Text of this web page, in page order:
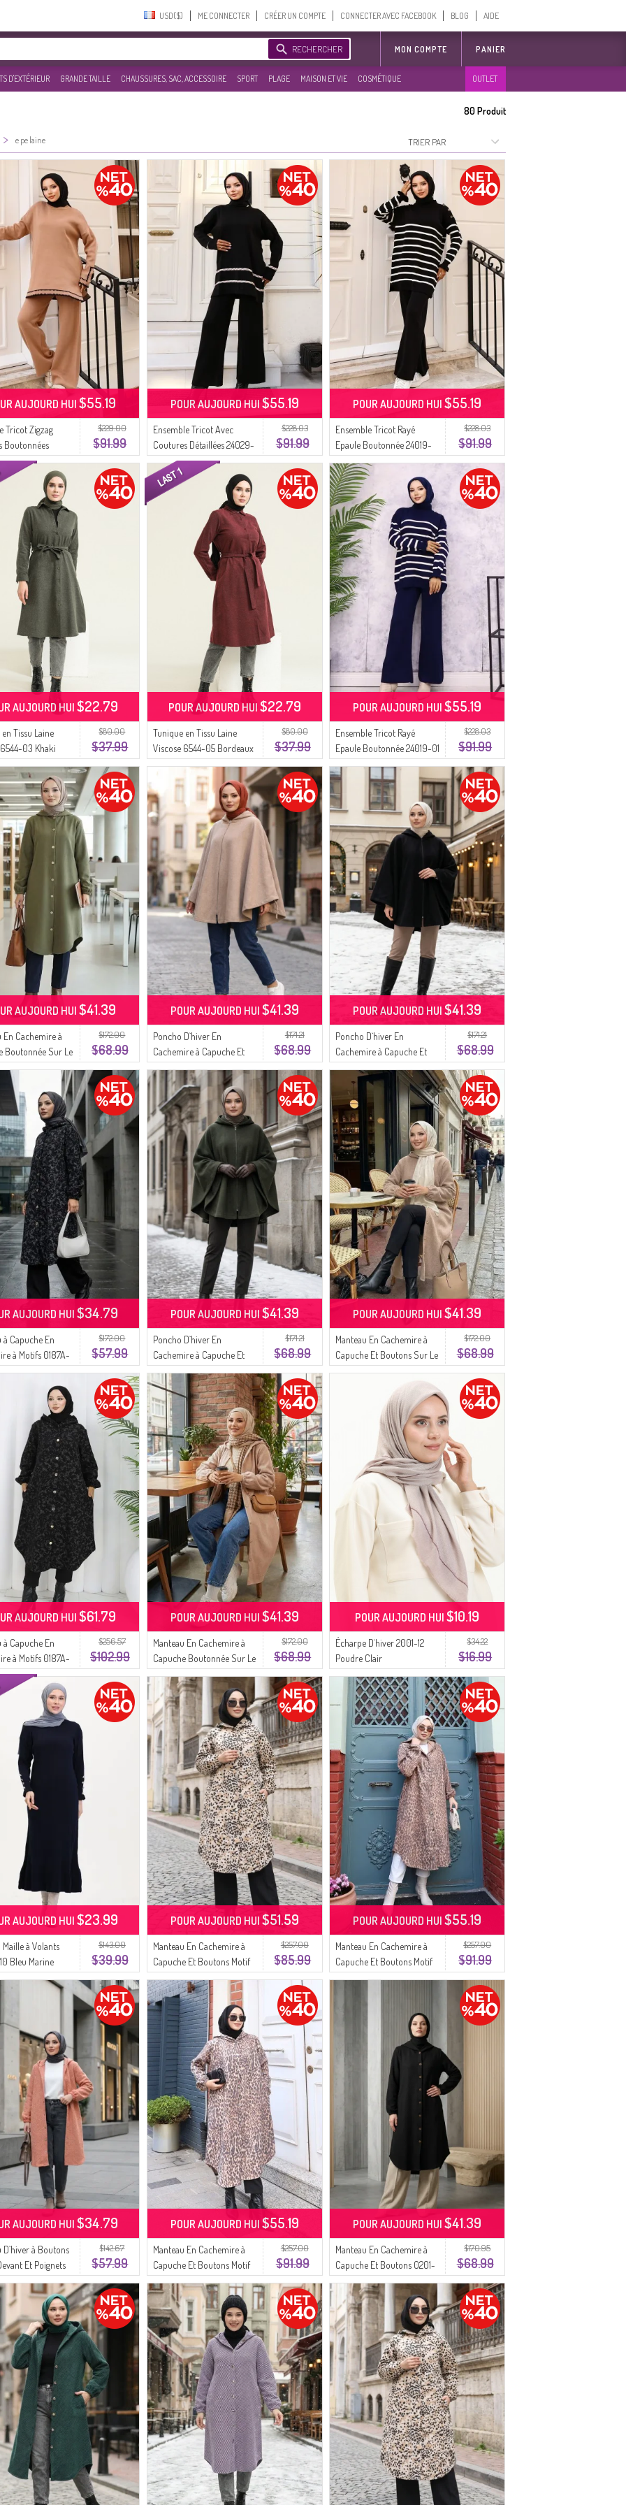
USD($)‎ ME CONNECTER CRÉER UN COMPTE CONNECTER AVEC FACEBOOK BLOG AIDE
RECHERCHER MON COMPTE PANIER
D'EXTÉRIEUR GRANDE TAILLE CHAUSSURES, SAC, ACCESSOIRE SPORT PLAGE MAISON ET VIE COSMÉTIQUE OUTLET
80Produit
> e pe laine
$229.00
$91.99
Tricot Zigzag
Boutonnées
Café Au Lait
AUJOURD HUI$55.19
$228.03
$91.99
Ensemble Tricot Avec
Coutures Détaillées 24029-
03 Noir
POUR AUJOURD HUI $55.19
$228.03
$91.99
Ensemble Tricot Rayé
Epaule Boutonnée 24019-
03 Noir
POUR AUJOURD HUI$55.19
$80.00
$37.99
Tissu Laine
03 Khaki
AUJOURD HUI$22.79
$80.00
$37.99
Tunique en Tissu Laine
Viscose 6544-05 Bordeaux
POUR AUJOURD HUI $22.79
$228.03
$91.99
Ensemble Tricot Rayé
Epaule Boutonnée 24019-01
Bleu Marine
POUR AUJOURD HUI$55.19
$172.00
$68.99
En Cachemire à
Boutonnée Sur Le
04 Vert Kaki
AUJOURD HUI$41.39
$171.21
$68.99
Poncho D`hiver En
Cachemire à Capuche Et
Fermeture éclair 0241-03
Vison
POUR AUJOURD HUI $41.39
$171.21
$68.99
Poncho D`hiver En
Cachemire à Capuche Et
Fermeture éclair 0241-04
Noir
POUR AUJOURD HUI$41.39
$172.00
$57.99
à Capuche En
à Motifs 0187A-
AUJOURD HUI$34.79
$171.21
$68.99
Poncho D`hiver En
Cachemire à Capuche Et
Fermeture éclair 0241-01
Kaki
POUR AUJOURD HUI $41.39
$172.00
$68.99
Manteau En Cachemire à
Capuche Et Boutons Sur Le
Devant 0188-03 Vison
POUR AUJOURD HUI$41.39
$256.57
$102.99
à Capuche En
à Motifs 0187A-
AUJOURD HUI$61.79
$172.00
$68.99
Manteau En Cachemire à
Capuche Boutonnée Sur Le
Devant 0188-05 Beige
POUR AUJOURD HUI $41.39
$34.22
$16.99
Écharpe D`hiver 2001-12
Poudre Clair
POUR AUJOURD HUI$10.19
$143.00
$39.99
Maille à Volants
Bleu Marine
AUJOURD HUI$23.99
$257.00
$85.99
Manteau En Cachemire à
Capuche Et Boutons Motif
Léopard Beige Vison 0226-
06
POUR AUJOURD HUI $51.59
$257.00
$91.99
Manteau En Cachemire à
Capuche Et Boutons Motif
Léopard Marron Anthracite
POUR AUJOURD HUI$55.19
$142.67
$57.99
D`hiver à Boutons
Et Poignets
0243-04 Orange
AUJOURD HUI$34.79
$257.00
$91.99
Manteau En Cachemire à
Capuche Et Boutons Motif
Léopard Couleur Café Au
Lait Anthracite 0226-03
POUR AUJOURD HUI $55.19
$170.95
$68.99
Manteau En Cachemire à
Capuche Et Boutons 0201-
05 Noir
POUR AUJOURD HUI$41.39